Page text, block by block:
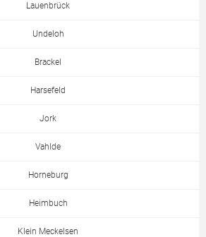
Lauenbrück
Undeloh
Brackel
Harsefeld
Jork
Vahlde
Horneburg
Heimbuch
Klein Meckelsen